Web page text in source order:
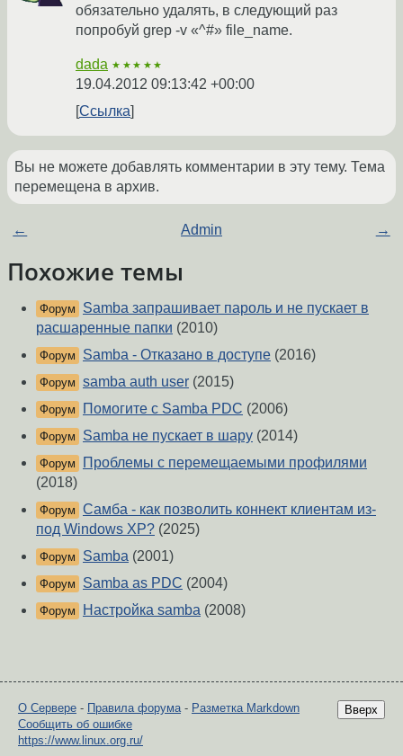
обязательно удалять, в следующий раз
попробуй grep -v «^#» file_name.
dada ★★★★★
19.04.2012 09:13:42 +00:00
Ссылка
Вы не можете добавлять комментарии в эту тему. Тема
перемещена в архив.
← Admin →
Похожие темы
Форум
Samba запрашивает пароль и не пускает в
расшаренные папки (2010)
Форум Samba - Отказано в доступе (2016)
Форум samba auth user (2015)
Форум Помогите с Samba PDC (2006)
Форум Samba не пускает в шару (2014)
Форум
Проблемы с перемещаемыми профилями
(2018)
Форум Самба - как позволить коннект клиентам из-
под Windows XP? (2025)
Форум Samba (2001)
Форум Samba as PDC (2004)
Форум Настройка samba (2008)
Вверх
О Сервере - Правила форума- Разметка Markdown
Сообщить об ошибке
https://www.linux.org.ru/